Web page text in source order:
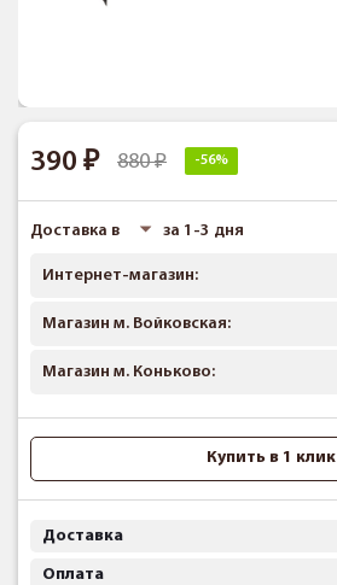
390 880 -56%
Доставка в за 1-3 дня
Интернет-магазин:
Магазин м. Войковская:
Магазин м. Коньково:
Купить в 1 клик
Доставка
Оплата